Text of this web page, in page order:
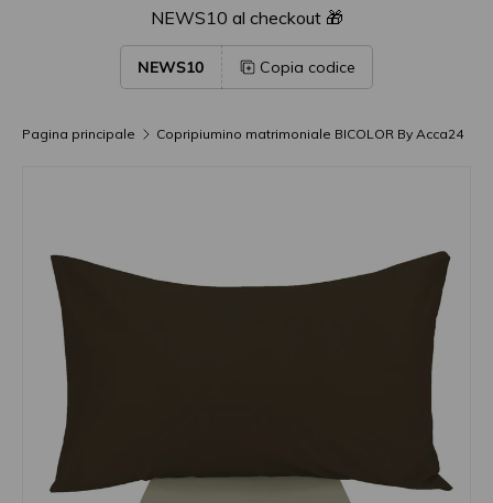
NEWS10 al checkout 🎁
NEWS10 Copia codice
Pagina principale Copripiumino matrimoniale BICOLOR By Acca24